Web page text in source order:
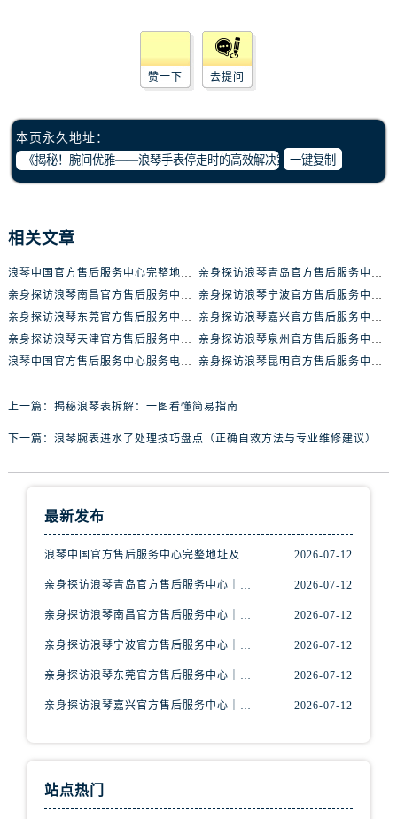
山西省大同市平城区迎宾街浪琴售后服务中心（需提前预约）
山西省吕梁市离石区永宁中路与建设街交叉口浪琴售后服务中心（需提前预约）
山西省阳泉市郊区平阳东街与新城大道交叉口浪琴售后服务中心（需提前预约）
赞一下 去提问
本页永久地址：
一键复制
相关文章
浪琴中国官方售后服务中心完整地址及热线实地考察报告+多信源验证（2026年7月最新）
亲身探访浪琴青岛官方售后服务中心｜最新电话及地址（2026年7月最新）
亲身探访浪琴南昌官方售后服务中心｜最新电话及地址（2026年7月最新）
亲身探访浪琴宁波官方售后服务中心｜网点地址及售后热线（2026年7月最新）
亲身探访浪琴东莞官方售后服务中心｜地址与联系电话（2026年7月最新）
亲身探访浪琴嘉兴官方售后服务中心｜热线电话与网点地址（2026年7月最新）
亲身探访浪琴天津官方售后服务中心｜详细地址与售后电话（2026年7月最新）
亲身探访浪琴泉州官方售后服务中心｜全新地址电话一览（2026年7月最新）
浪琴中国官方售后服务中心服务电话与网点地址实地考察报告_多信源验证（2026年7月最新）
亲身探访浪琴昆明官方售后服务中心｜最新地址与售后热线（2026年7月最新）
上一篇： 揭秘浪琴表拆解：一图看懂简易指南
下一篇： 浪琴腕表进水了处理技巧盘点（正确自救方法与专业维修建议）
最新发布
浪琴中国官方售后服务中心完整地址及热线实地考察报告+多信源验证（2026年7月最新） 2026-07-12
亲身探访浪琴青岛官方售后服务中心｜最新电话及地址（2026年7月最新） 2026-07-12
亲身探访浪琴南昌官方售后服务中心｜最新电话及地址（2026年7月最新） 2026-07-12
亲身探访浪琴宁波官方售后服务中心｜网点地址及售后热线（2026年7月最新） 2026-07-12
亲身探访浪琴东莞官方售后服务中心｜地址与联系电话（2026年7月最新） 2026-07-12
亲身探访浪琴嘉兴官方售后服务中心｜热线电话与网点地址（2026年7月最新） 2026-07-12
站点热门